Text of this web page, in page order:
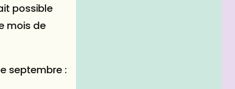
possible
mois de
septembre :